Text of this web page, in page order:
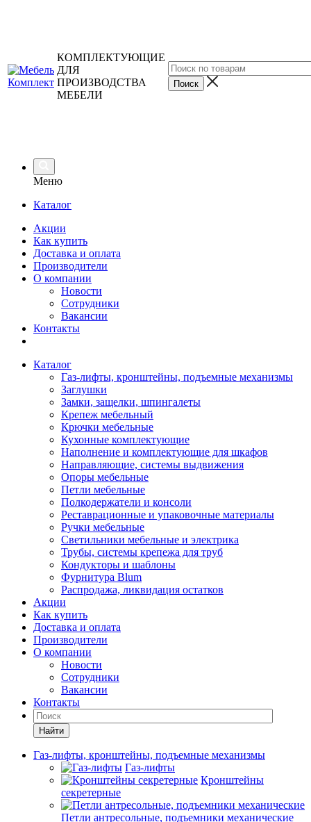
КОМПЛЕКТУЮЩИЕ
ДЛЯ
ПРОИЗВОДСТВА
МЕБЕЛИ
Меню
Каталог
Акции
Как купить
Доставка и оплата
Производители
О компании
Новости
Сотрудники
Вакансии
Контакты
Каталог
Газ-лифты, кронштейны, подъемные механизмы
Заглушки
Замки, защелки, шпингалеты
Крепеж мебельный
Крючки мебельные
Кухонные комплектующие
Наполнение и комплектующие для шкафов
Направляющие, системы выдвижения
Опоры мебельные
Петли мебельные
Полкодержатели и консоли
Реставрационные и упаковочные материалы
Ручки мебельные
Светильники мебельные и электрика
Трубы, системы крепежа для труб
Кондукторы и шаблоны
Фурнитура Blum
Распродажа, ликвидация остатков
Акции
Как купить
Доставка и оплата
Производители
О компании
Новости
Сотрудники
Вакансии
Контакты
Найти
Газ-лифты, кронштейны, подъемные механизмы
Газ-лифты
Кронштейны
секретерные
Петли антресольные, подъемники механические